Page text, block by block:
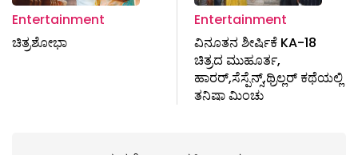
Entertainment
ಚಿತ್ರಶೋಭಾ
Entertainment
ವಿನೂತನ ಶೀರ್ಷಿಕೆ KA-18
ಚಿತ್ರದ ಮುಹೂರ್ತ,
ಹಾರರ್,ಸೆಸ್ಪೆನ್ಸ್,ಥ್ರಿಲ್ಲರ್ ಕಥೆಯಲ್ಲಿ
ತನಿಷಾ ಮಿಂಚು